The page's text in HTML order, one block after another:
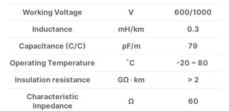
Working Voltage
V
600/1000
Inductance
mH/km
0.3
Capacitance (C/C)
pF/m
79
Operating Temperature
˚C
-20 ~ 80
Insulation resistance
GΩ · km
> 2
Characteristic
Impedance
Ω 60